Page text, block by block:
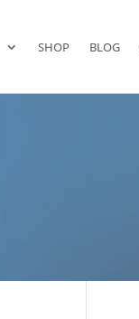
SHOP BLOG